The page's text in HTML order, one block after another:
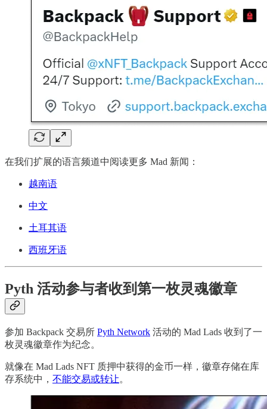
在我们扩展的语言频道中阅读更多 Mad 新闻：
越南语
中文
土耳其语
西班牙语
Pyth 活动参与者收到第一枚灵魂徽章
参加 Backpack 交易所 Pyth Network 活动的 Mad Lads 收到了一
枚灵魂徽章作为纪念。
就像在 Mad Lads NFT 质押中获得的金币一样，徽章存储在库
存系统中， 不能交易或转让。